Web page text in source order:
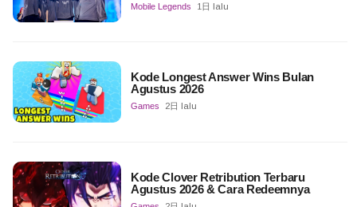
Mobile Legends 1日 lalu
Kode Longest Answer Wins Bulan
Agustus 2026
Games 2日 lalu
Kode Clover Retribution Terbaru
Agustus 2026 & Cara Redeemnya